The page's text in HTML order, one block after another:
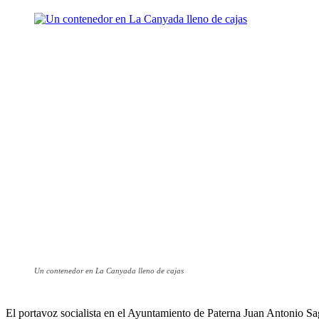
Un contenedor en La Canyada lleno de cajas
El portavoz socialista en el Ayuntamiento de Paterna Juan Antonio